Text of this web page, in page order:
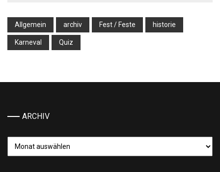
Allgemein archiv Fest / Feste historie
Karneval Quiz
ARCHIV